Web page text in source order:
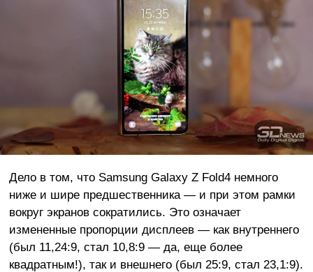
Дело в том, что Samsung Galaxy Z Fold4 немного
ниже и шире предшественника — и при этом рамки
вокруг экранов сократились. Это означает
измененные пропорции дисплеев — как внутреннего
(был 11,24:9, стал 10,8:9 — да, еще более
квадратным!), так и внешнего (был 25:9, стал 23,1:9).